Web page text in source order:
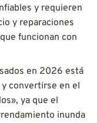
y requieren
y reparaciones
funcionan con
en 2026 está
convertirse en el
ya que el
inunda